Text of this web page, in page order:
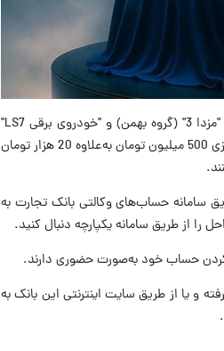
به گزارش الف به نقل از مدیریت امور روابط‌عمومی بانک تجارت، امکان خرید خودروهای وارداتی "مزدا 3" (گروه بهمن) و "خودروی برقی LS7"
(برند IM شرکت نیکا موتور) فعال شده و علاقه‌مندان به خرید این محصولات می‌توانند با مسدودسازی 500 میلیون تومان به‌علاوه 20 هزار تومان
سامانه حساب‌های وکالتی بانک تجارت به
کردن حساب خود به‌صورت حضوری دارند.
می‌توانید با مرکز ارتباط مشتریان بانک تجارت به شماره ۱۵۵۴ تماس گرفته و یا از طریق سایت اینترنتی این بانک به